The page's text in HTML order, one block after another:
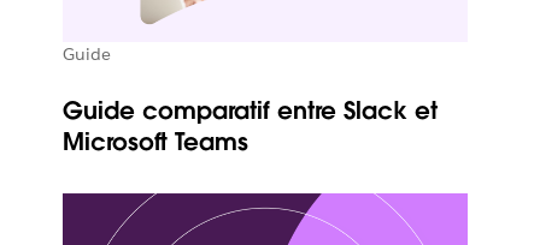
Guide
Guide comparatif entre Slack et
Microsoft Teams